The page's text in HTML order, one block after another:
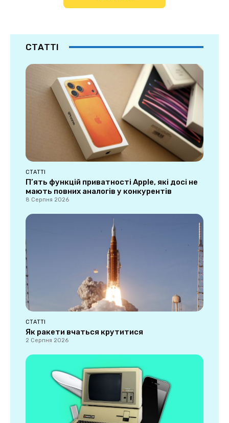
СТАТТІ
СТАТТІ
П’ять функцій приватності Apple, які досі не
мають повних аналогів у конкурентів
8 Серпня 2026
СТАТТІ
Як ракети вчаться крутитися
2 Серпня 2026